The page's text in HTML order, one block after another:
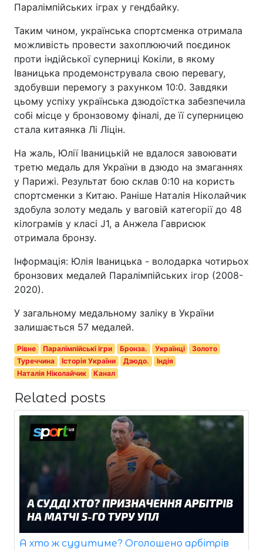
Паралімпійських іграх у гендбайку.
Таким чином, українська спортсменка отримала
можливість провести захоплюючий поєдинок
проти індійської суперниці Кокіли, в якому
Іваницька продемонструвала свою перевагу,
здобувши перемогу з рахунком 10:0. Завдяки
цьому успіху українська дзюдоїстка забезпечила
собі місце у бронзовому фіналі, де її суперницею
стала китаянка Лі Ліцін.
На жаль, Юлії Іваницькій не вдалося завоювати
третю медаль для України в дзюдо на змаганнях
у Парижі. Результат бою склав 0:10 на користь
спортсменки з Китаю. Раніше Наталія Ніколайчик
здобула золоту медаль у ваговій категорії до 48
кілограмів у класі J1, а Анжела Гаврисюк
отримала бронзу.
Інформація: Юлія Іваницька - володарка чотирьох
бронзових медалей Паралімпійських ігор (2008-
2020).
У загальному медальному заліку в України
залишається 57 медалей.
Рівне Паралімпійські ігри Бронза. Українці
Золото
Туреччина
Історія України Дзюдо.
Індія
Наталія Ніколайчик
Канал
Related posts
А хто ж судитиме? Оголошено арбітрів